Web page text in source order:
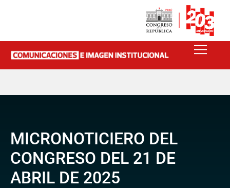
MICRONOTICIERO DEL
CONGRESO DEL 21 DE
ABRIL DE 2025